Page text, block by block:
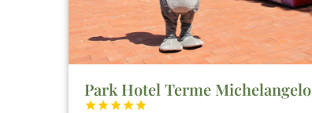
Park Hotel Terme Michelangelo




